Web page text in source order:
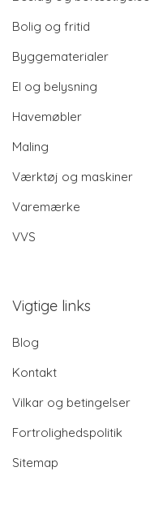
Bolig og fritid
Byggematerialer
El og belysning
Havemøbler
Maling
Værktøj og maskiner
Varemærke
VVS
Vigtige links
Blog
Kontakt
Vilkar og betingelser
Fortrolighedspolitik
Sitemap